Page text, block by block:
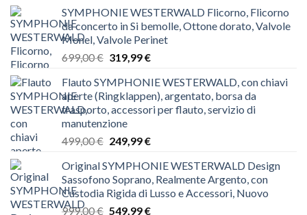
SYMPHONIE WESTERWALD Flicorno, Flicorno
da concerto in Si bemolle, Ottone dorato, Valvole
Monel, Valvole Perinet
699,00€ Il
originale
era:
699,00 €.
319,99€Il
attuale
è:
319,99 €.
Flauto SYMPHONIE WESTERWALD, con chiavi
aperte (Ringklappen), argentato, borsa da
trasporto, accessori per flauto, servizio di
manutenzione
499,00€ Il
originale
era:
499,00 €.
249,99€Il
attuale
è:
249,99 €.
Original SYMPHONIE WESTERWALD Design
Sassofono Soprano, Realmente Argento, con
Custodia Rigida di Lusso e Accessori, Nuovo
999,00€ Il
549,99€Il